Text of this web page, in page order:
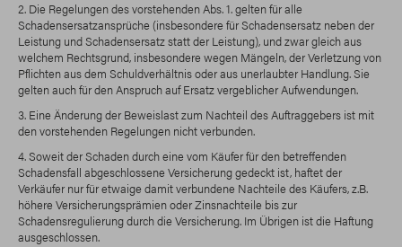
2. Die Regelungen des vorstehenden Abs. 1. gelten für alle
Schadensersatzansprüche (insbesondere für Schadensersatz neben der
Leistung und Schadensersatz statt der Leistung), und zwar gleich aus
welchem Rechtsgrund, insbesondere wegen Mängeln, der Verletzung von
Pflichten aus dem Schuldverhältnis oder aus unerlaubter Handlung. Sie
gelten auch für den Anspruch auf Ersatz vergeblicher Aufwendungen.
3. Eine Änderung der Beweislast zum Nachteil des Auftraggebers ist mit
den vorstehenden Regelungen nicht verbunden.
4. Soweit der Schaden durch eine vom Käufer für den betreffenden
Schadensfall abgeschlossene Versicherung gedeckt ist, haftet der
Verkäufer nur für etwaige damit verbundene Nachteile des Käufers, z.B.
höhere Versicherungsprämien oder Zinsnachteile bis zur
Schadensregulierung durch die Versicherung. Im Übrigen ist die Haftung
ausgeschlossen.